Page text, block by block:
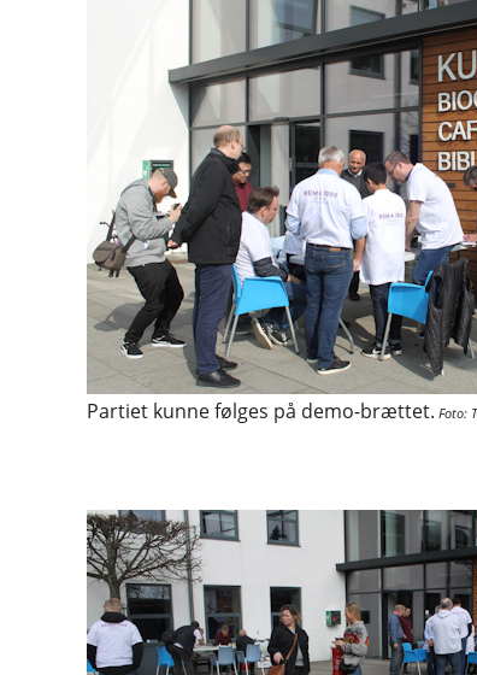
Partiet kunne følges på demo-brættet. Foto: